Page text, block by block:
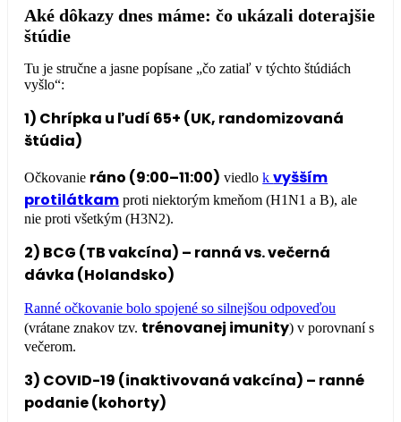
Aké dôkazy dnes máme: čo ukázali doterajšie
štúdie
Tu je stručne a jasne popísane „čo zatiaľ v týchto štúdiách
vyšlo“:
1) Chrípka u ľudí 65+ (UK, randomizovaná
štúdia)
Očkovanie ráno (9:00–11:00) viedlokvyšším
protilátkam proti niektorým kmeňom (H1N1 a B), ale
nie proti všetkým (H3N2).
2) BCG (TB vakcína) – ranná vs. večerná
dávka (Holandsko)
Ranné očkovanie bolo spojené so silnejšou odpoveďou
(vrátane znakov tzv. trénovanej imunity) v porovnaní s
večerom.
3) COVID-19 (inaktivovaná vakcína) – ranné
podanie (kohorty)